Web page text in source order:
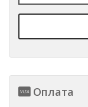
Оплата